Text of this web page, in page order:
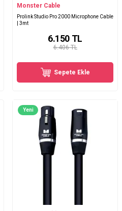
Monster Cable
Prolink Studio Pro 2000 Microphone Cable
| 3mt
6.406 TL
6.150 TL
Sepete Ekle
Yeni